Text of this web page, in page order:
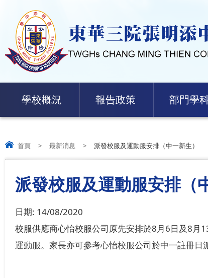
學校概況 報告政策 部門學
首頁 > 最新消息 > 派發校服及運動服安排（中一新生）
派發校服及運動服安排（
日期: 14/08/2020
校服供應商心怡校服公司原先安排於8月6日及8月
運動服。家長亦可參考心怡校服公司於中一註冊